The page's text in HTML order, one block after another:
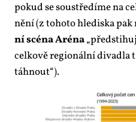
po­kud se sou­stře­dí­me na
ně­ní (z to­ho­to hle­dis­ka pak
ní scé­na Aré­na
cel­ko­vě re­gi­o­nál­ní di­va­dla
táh­nout“).